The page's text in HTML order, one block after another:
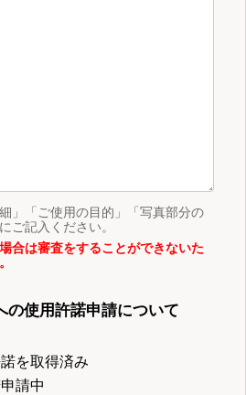
」「ご使用の目的」「写真部分の
ご記入ください。
合は審査をすることができないた
の使用許諾申請について
を取得済み
請中